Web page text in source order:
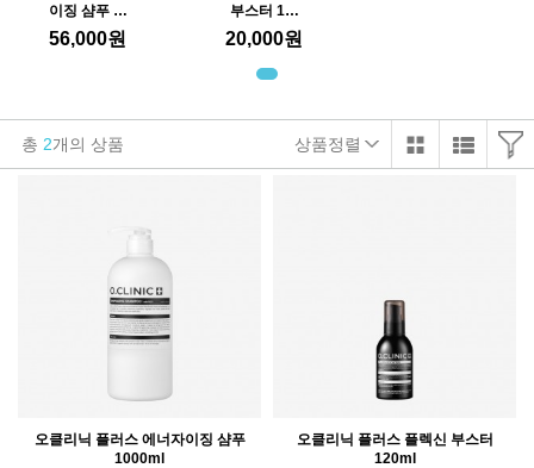
이징 샴푸 …
56,000원
부스터 1…
20,000원
총 2개의 상품 상품정렬
오클리닉 플러스 에너자이징 샴푸
1000ml
오클리닉 플러스 플렉신 부스터
120ml